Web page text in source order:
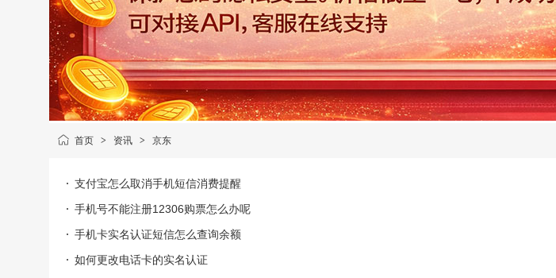
首页 > 资讯 > 京东
支付宝怎么取消手机短信消费提醒
手机号不能注册12306购票怎么办呢
手机卡实名认证短信怎么查询余额
如何更改电话卡的实名认证